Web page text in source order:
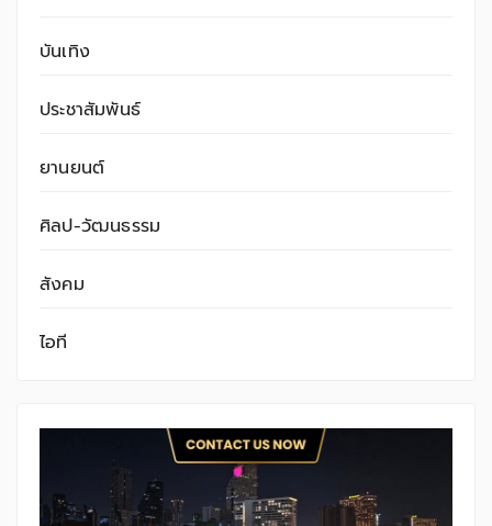
บันเทิง
ประชาสัมพันธ์
ยานยนต์
ศิลป-วัฒนธรรม
สังคม
ไอที